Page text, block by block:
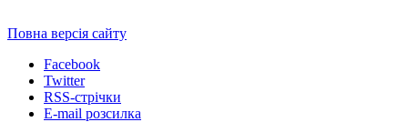
Повна версія сайту
Facebook
Twitter
RSS-стрічки
E-mail розсилка